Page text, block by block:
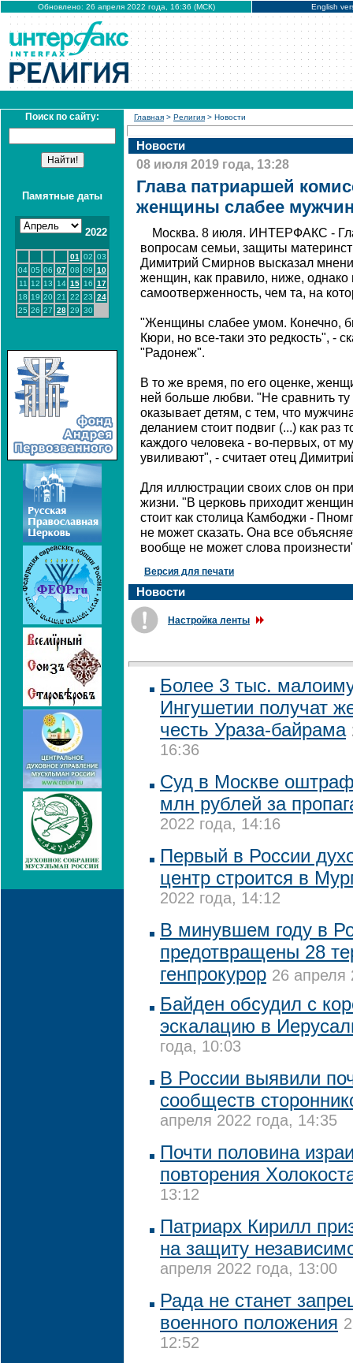
Обновлено: 26 апреля 2022 года, 16:36 (МСК) English
Поиск по сайту:
Памятные даты
2022
01 02 03
04 05 06 07 08 09 10
11
12 13 14 15 16 17
18 19 20 21 22 23 24
25 26 27 28 29 30
Главная > Религия > Новости
Новости
08 июля 2019 года, 13:28
Глава патриаршей
женщины слабее
Москва. 8 июля. ИНТЕРФАКС -
вопросам семьи, защиты
Димитрий Смирнов высказал
женщин, как правило, ниже, однако
самоотверженность, чем та, на
"Женщины слабее умом. Конечно,
Кюри, но все-таки это редкость", -
"Радонеж".
В то же время, по его оценке,
ней больше любви. "Не сравнить
оказывает детям, с тем, что
деланием стоит подвиг (...) как раз
каждого человека - во-первых, от
увиливают", - считает отец
Для иллюстрации своих слов он
жизни. "В церковь приходит
стоит как столица Камбоджи -
не может сказать. Она все
вообще не может слова
Версия для печати
Новости
Настройка ленты
Более 3 тыс.
Ингушетии получат
честь Ураза-байрама
16:36
Суд в Москве
млн рублей за
2022 года, 14:16
Первый в России
центр строится в
2022 года, 14:12
В минувшем году в
предотвращены 28
генпрокурор 26 апреля
Байден обсудил с
эскалацию в
года, 10:03
В России выявили
сообществ
апреля 2022 года, 14:35
Почти половина
повторения
13:12
Патриарх Кирилл
на защиту
апреля 2022 года, 13:00
Рада не станет
военного положения
12:52